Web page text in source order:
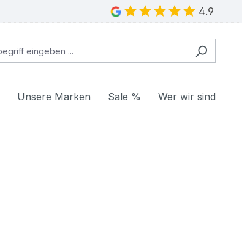
4.9
Unsere Marken Sale % Wer wir sind